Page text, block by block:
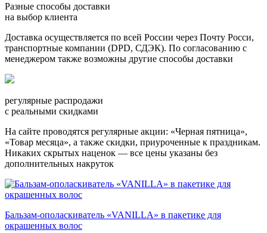
Разные способы доставки
на выбор клиента
Доставка осуществляется по всей России через Почту Росси,
транспортные компании (DPD, СДЭК). По согласованию с
менеджером также возможны другие способы доставки
регулярные распродажи
с реальными скидками
На сайте проводятся регулярные акции: «Черная пятница»,
«Товар месяца», а также скидки, приуроченные к праздникам.
Никаких скрытых наценок — все цены указаны без
дополнительных накруток
Бальзам-ополаскиватель «VANILLA» в пакетике для
окрашенных волос